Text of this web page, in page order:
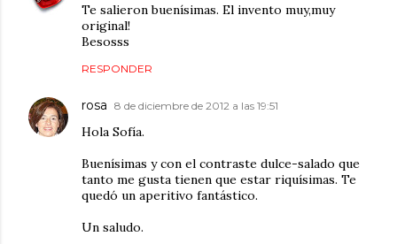
Te salieron buenísimas. El invento muy,muy
original!
Besosss
RESPONDER
rosa 8 de diciembre de 2012 a las 19:51
Hola Sofía.
Buenísimas y con el contraste dulce-salado que
tanto me gusta tienen que estar riquísimas. Te
quedó un aperitivo fantástico.
Un saludo.